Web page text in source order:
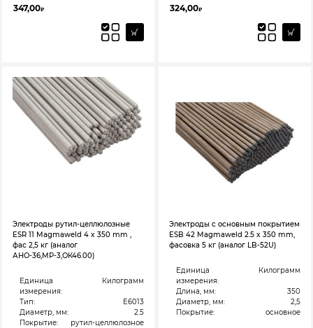
347,00₽ 324,00₽
Электроды рутил-целлюлозные
ESR 11 Magmaweld 4 x 350 mm ,
фас 2,5 кг (аналог
АНО-36,МР-3,ОК46.00)
Единица
измерения:
Килограмм
Тип:
E6013
Диаметр, мм:
2.5
Покрытие:
рутил-целлюлозное
Электроды с основным покрытием
ESB 42 Magmaweld 2.5 x 350 mm,
фасовка 5 кг (аналог LB-52U)
Единица
измерения:
Килограмм
Длина, мм:
350
Диаметр, мм:
2,5
Покрытие:
основное